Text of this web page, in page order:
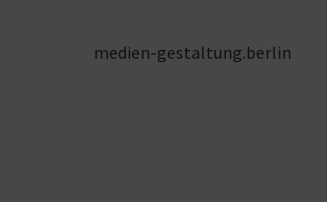
medien-gestaltung.berlin